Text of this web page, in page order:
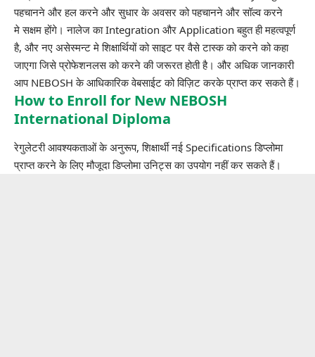
पहचानने और हल करने और सुधार के अवसर को पहचानने और सॉल्व करने
मे सक्षम होंगे। नालेज का Integration और Application बहुत ही महत्वपूर्ण
है, और नए असेस्मन्ट मे शिक्षार्थियों को साइट पर वैसे टास्क को करने को कहा
जाएगा जिसे प्रोफेशनलस को करने की जरूरत होती है। और अधिक जानकारी
आप NEBOSH केआधिकारिक वेबसाईटको विज़िट करके प्राप्त कर सकते हैं।
How to Enroll for New NEBOSH
International Diploma
रेगुलेटरी आवश्यकताओं के अनुरूप, शिक्षार्थी नई Specifications डिप्लोमा
प्राप्त करने के लिए मौजूदा डिप्लोमा उनिट्स का उपयोग नहीं कर सकते हैं।